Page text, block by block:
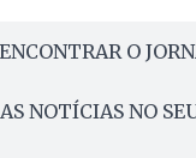
O
NOTÍCIAS NO